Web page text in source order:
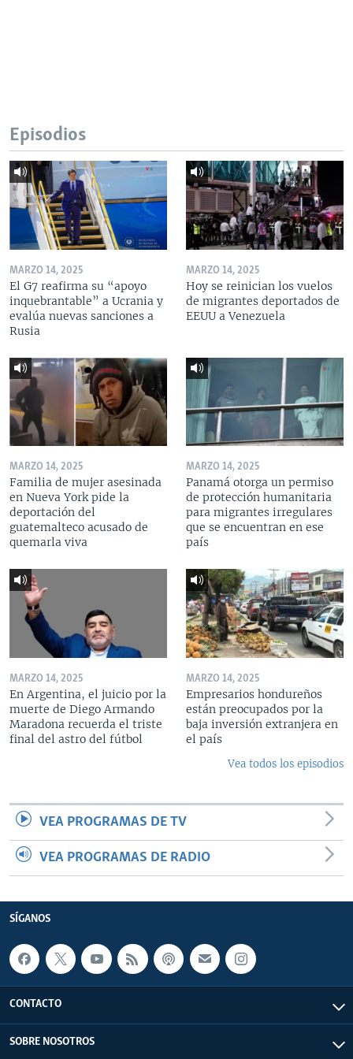
Episodios
MARZO 14, 2025
El G7 reafirma su “apoyo
inquebrantable” a Ucrania y
evalúa nuevas sanciones a
Rusia
MARZO 14, 2025
Hoy se reinician los vuelos
de migrantes deportados de
EEUU a Venezuela
MARZO 14, 2025
Familia de mujer asesinada
en Nueva York pide la
deportación del
guatemalteco acusado de
quemarla viva
MARZO 14, 2025
Panamá otorga un permiso
de protección humanitaria
para migrantes irregulares
que se encuentran en ese
país
MARZO 14, 2025
En Argentina, el juicio por la
muerte de Diego Armando
Maradona recuerda el triste
final del astro del fútbol
MARZO 14, 2025
Empresarios hondureños
están preocupados por la
baja inversión extranjera en
el país
Vea todos los episodios
VEA PROGRAMAS DE TV
VEA PROGRAMAS DE RADIO
SÍGANOS
CONTACTO
SOBRE NOSOTROS